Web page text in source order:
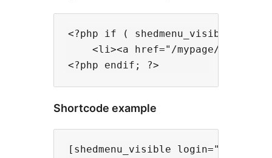
<?php if ( shedmenu_visible(
<li><a href="/mypage/">My
Shortcode example
[shedmenu_visible login="in"